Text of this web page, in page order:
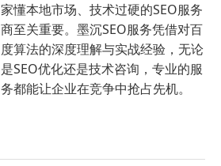
家懂本地市场、技术过硬的SEO服务
商至关重要。墨沉SEO服务凭借对百
度算法的深度理解与实战经验，无论
是SEO优化还是技术咨询，专业的服
务都能让企业在竞争中抢占先机。